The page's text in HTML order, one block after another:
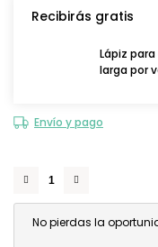
Recibirás gratis
Lápiz
larga por
Envío y pago
No pierdas la